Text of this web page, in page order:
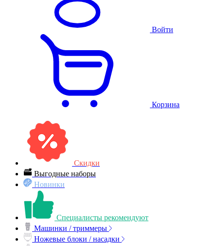
Войти
Корзина
Скидки
Выгодные наборы
Новинки
Специалисты рекомендуют
Машинки / триммеры
Ножевые блоки / насадки